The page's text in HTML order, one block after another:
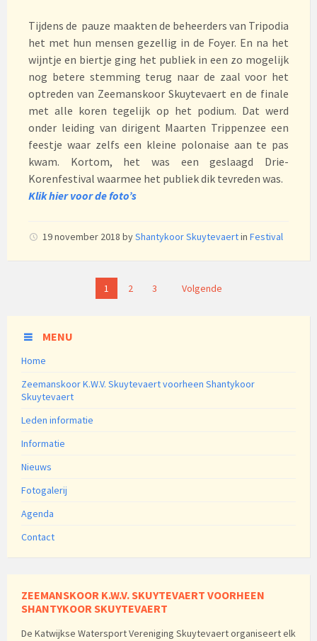
Tijdens de pauze maakten de beheerders van Tripodia
het met hun mensen gezellig in de Foyer. En na het
wijntje en biertje ging het publiek in een zo mogelijk
nog betere stemming terug naar de zaal voor het
optreden van Zeemanskoor Skuytevaert en de finale
met alle koren tegelijk op het podium. Dat werd
onder leiding van dirigent Maarten Trippenzee een
feestje waar zelfs een kleine polonaise aan te pas
kwam. Kortom, het was een geslaagd Drie-
Korenfestival waarmee het publiek dik tevreden was.
Klik hier voor de foto’s
19 november 2018 byShantykoor Skuytevaertin Festival
Berichtnavigatie1 2 3 Volgende
MENU
Home
Zeemanskoor K.W.V. Skuytevaert voorheen Shantykoor
Skuytevaert
Leden informatie
Informatie
Nieuws
Fotogalerij
Agenda
Contact
ZEEMANSKOOR K.W.V. SKUYTEVAERT VOORHEEN
SHANTYKOOR SKUYTEVAERT
De Katwijkse Watersport Vereniging Skuytevaert organiseert elk